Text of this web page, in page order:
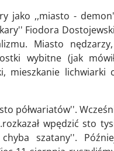
jako ,,miasto -
Fiodora
Miasto
wybitne (jak
mieszkanie lichwiarki
półwariatów''.
wpędzić sto
szatany''.